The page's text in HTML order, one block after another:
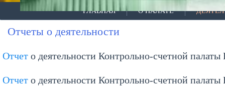
ГЛАВНАЯ О ПАЛАТЕ
Отчеты о деятельности
Отчет о деятельности Контрольно-счетной
Отчет о деятельности Контрольно-счетной